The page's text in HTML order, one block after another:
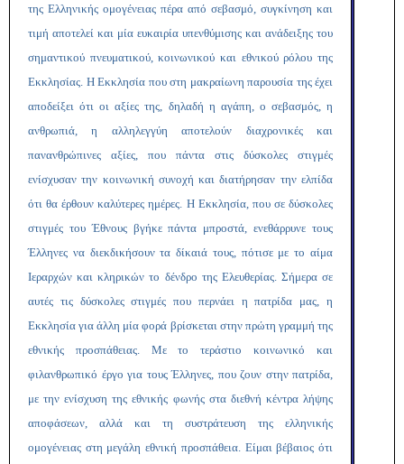
της Ελληνικής ομογένειας πέρα από σεβασμό, συγκίνηση και
τιμή αποτελεί και μία ευκαιρία υπενθύμισης και ανάδειξης του
σημαντικού πνευματικού, κοινωνικού και εθνικού ρόλου της
Εκκλησίας. Η Εκκλησία που στη μακραίωνη παρουσία της έχει
αποδείξει ότι οι αξίες της, δηλαδή η αγάπη, ο σεβασμός, η
ανθρωπιά, η αλληλεγγύη αποτελούν διαχρονικές και
πανανθρώπινες αξίες, που πάντα στις δύσκολες στιγμές
ενίσχυσαν την κοινωνική συνοχή και διατήρησαν την ελπίδα
ότι θα έρθουν καλύτερες ημέρες. Η Εκκλησία, που σε δύσκολες
στιγμές του Έθνους βγήκε πάντα μπροστά, ενεθάρρυνε τους
Έλληνες να διεκδικήσουν τα δίκαιά τους, πότισε με το αίμα
Ιεραρχών και κληρικών το δένδρο της Ελευθερίας. Σήμερα σε
αυτές τις δύσκολες στιγμές που περνάει η πατρίδα μας, η
Εκκλησία για άλλη μία φορά βρίσκεται στην πρώτη γραμμή της
εθνικής προσπάθειας. Με το τεράστιο κοινωνικό και
φιλανθρωπικό έργο για τους Έλληνες, που ζουν στην πατρίδα,
με την ενίσχυση της εθνικής φωνής στα διεθνή κέντρα λήψης
αποφάσεων, αλλά και τη συστράτευση της ελληνικής
ομογένειας στη μεγάλη εθνική προσπάθεια. Είμαι βέβαιος ότι